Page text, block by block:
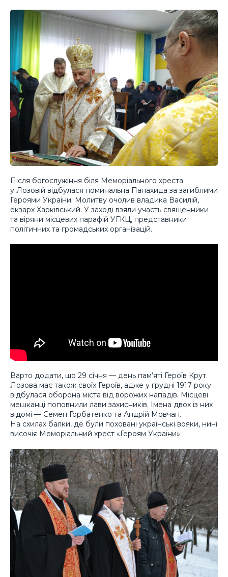
Після богослужіння біля Меморіального хреста
у Лозовій відбулася поминальна Панахида за загиблими
Героями України. Молитву очолив владика Василій,
екзарх Харківський. У заході взяли участь священники
та віряни місцевих парафій УГКЦ, представники
політичних та громадських організацій.
Варто додати, що 29 січня — день пам’яті Героїв Крут.
Лозова має також своїх Героїв, адже у грудні 1917 року
відбулася оборона міста від ворожих нападів. Місцеві
мешканці поповнили лави захисників. Імена двох із них
відомі — Семен Горбатенко та Андрій Мовчан.
На схилах балки, де були поховані українські вояки, нині
височіє Меморіальний хрест «Героям України».